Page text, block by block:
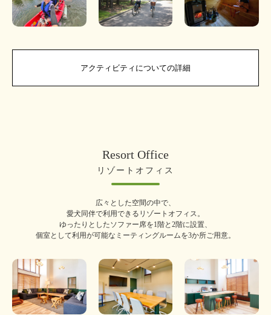
アクティビティについての詳細
Resort Office
リゾートオフィス
広々とした空間の中で、
愛犬同伴で利用できるリゾートオフィス。
ゆったりとしたソファー席を1階と2階に設置、
個室として利用が可能なミーティングルームを3か所ご用意。